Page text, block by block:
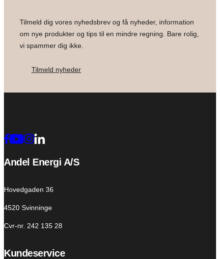
Tilmeld dig vores nyhedsbrev og få nyheder, information
om nye produkter og tips til en mindre regning. Bare rolig,
vi spammer dig ikke.
Tilmeld nyheder
Andel Energi A/S
Hovedgaden 36
4520 Svinninge
Cvr-nr. 242 135 28
Kundeservice